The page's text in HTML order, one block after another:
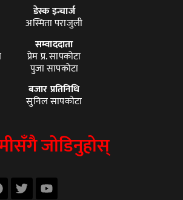
डेस्क इन्चार्ज
अस्मिता पराजुली
सम्वाददाता
प्रेम प्र. सापकोटा
पुजा सापकोटा
बजार प्रतिनिधि
सुनिल सापकोटा
जोडिनुहोस्